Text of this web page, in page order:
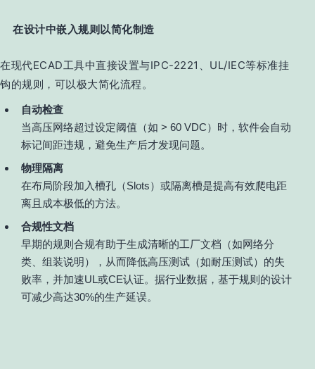
在设计中嵌入规则以简化制造
在现代ECAD工具中直接设置与IPC-2221、UL/IEC等标准挂
钩的规则，可以极大简化流程。
自动检查
当高压网络超过设定阈值（如 > 60 VDC）时，软件会自动
标记间距违规，避免生产后才发现问题。
物理隔离
在布局阶段加入槽孔（Slots）或隔离槽是提高有效爬电距
离且成本极低的方法。
合规性文档
早期的规则合规有助于生成清晰的工厂文档（如网络分
类、组装说明），从而降低高压测试（如耐压测试）的失
败率，并加速UL或CE认证。据行业数据，基于规则的设计
可减少高达30%的生产延误。